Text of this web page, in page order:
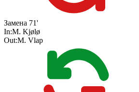
Замена 71'
In:M. Kjølø
Out:M. Vlap